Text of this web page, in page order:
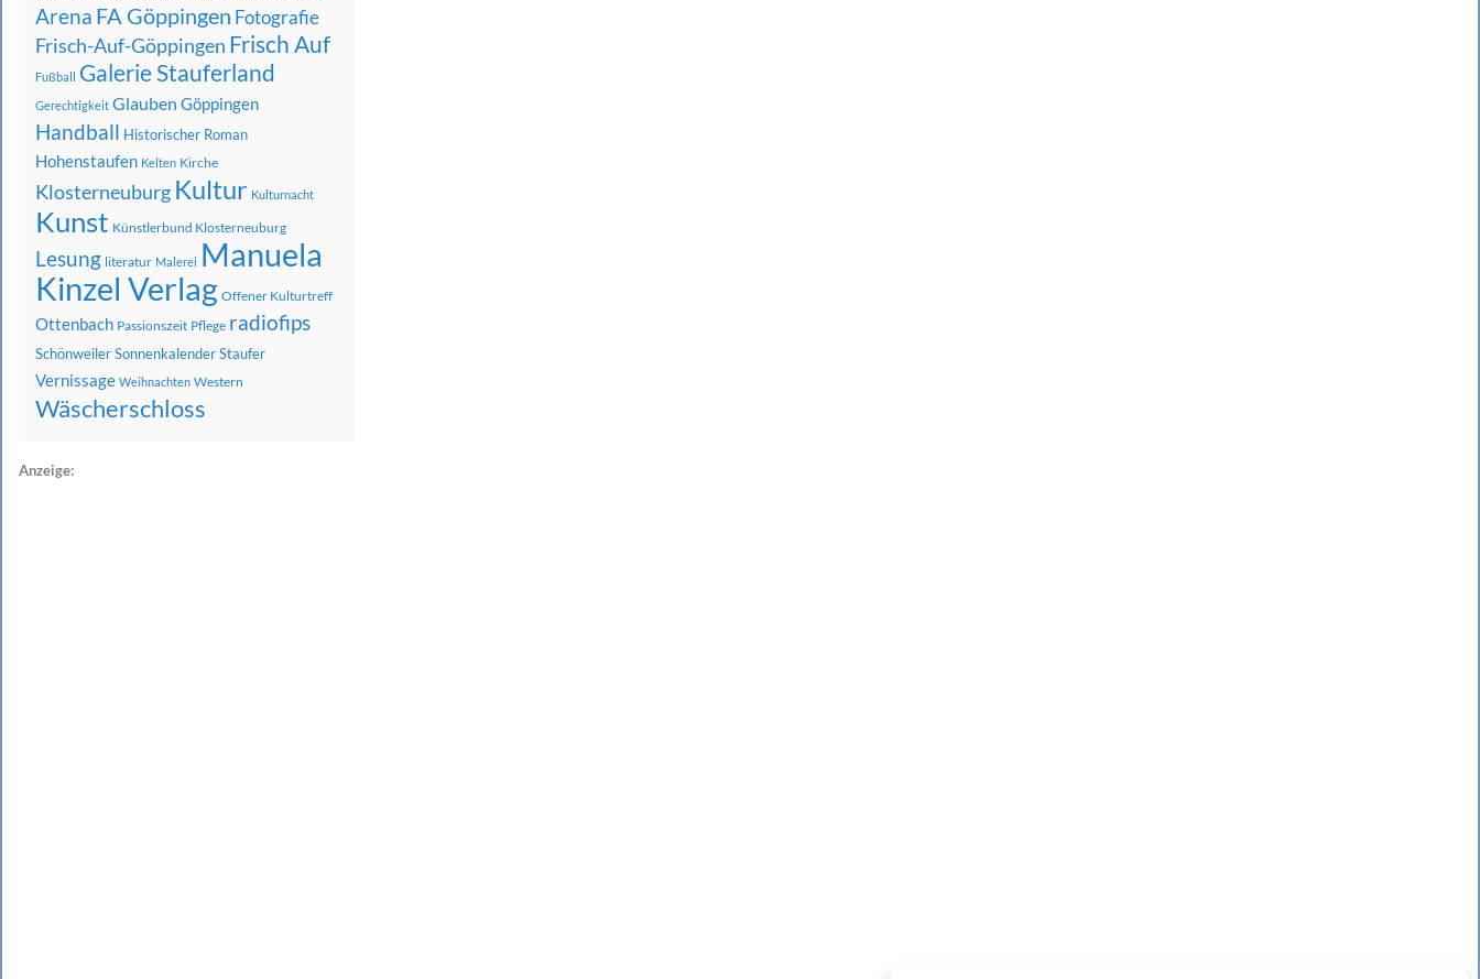
Arena FA Göppingen Fotografie
Frisch-Auf-Göppingen Frisch Auf
Fußball Galerie Stauferland
Gerechtigkeit Glauben Göppingen
Handball Historischer Roman
Hohenstaufen Kelten Kirche
Klosterneuburg Kultur Kulturnacht
Kunst Künstlerbund Klosterneuburg
Lesung literatur Malerei Manuela
Kinzel Verlag Offener Kulturtreff
Ottenbach Passionszeit Pflege radiofips
SchönweilerSonnenkalenderStaufer
Vernissage Weihnachten Western
Wäscherschloss
Anzeige: